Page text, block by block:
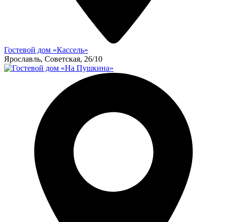
Гостевой дом «Кассель»
Ярославль, Советская, 26/10